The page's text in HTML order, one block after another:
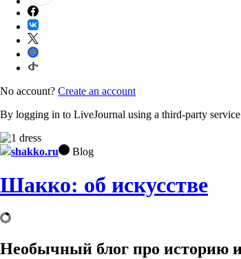
No account? Create an account
By logging in to LiveJournal using a third-party
shakko.ru Blog
Шакко: об искусстве
Необычный блог про историю